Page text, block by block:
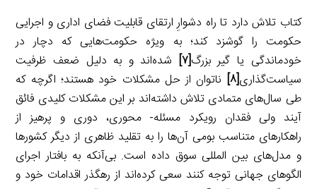
کتاب تلاش دارد تا راه دشوارِ ارتقای قابلیت فضای اداری و اجرایی
حکومت را گوشزد کند؛ به ویژه حکومت‌هایی که دچار در
خودماندگی یا گیر بزرگ[۷]
شده‌اند و به دلیل ضعف ظرفیت
سیاست‌گذاری[۸]
ناتوان از حل مشکلات خود هستند؛ اگرچه که
طی سال‌های متمادی تلاش داشته‌اند بر این مشکلات کلیدی فائق
آیند ولی فقدان رویکرد مسئله- محوری، دوری و پرهیز از
راهکارهای متناسب بومی آن‌ها را به تقلید ظاهری از دیگر کشورها
و مدل‌های بین المللی سوق داده است. بی‌آنکه به بافتار اجرای
الگوهای جهانی توجه کنند سعی کرده‌اند از رهگذر اقدامات خود و